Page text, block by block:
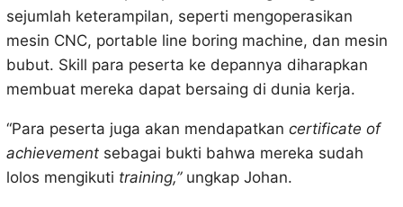
sejumlah keterampilan, seperti mengoperasikan
mesin CNC, portable line boring machine, dan mesin
bubut. Skill para peserta ke depannya diharapkan
membuat mereka dapat bersaing di dunia kerja.
“Para peserta juga akan mendapatkan certificate of
achievementsebagai bukti bahwa mereka sudah
lolos mengikuti training,” ungkap Johan.